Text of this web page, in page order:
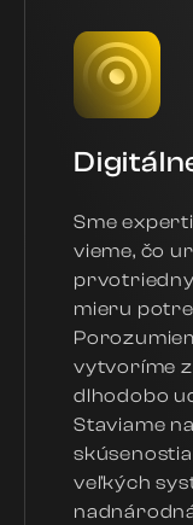
Sme
vieme, čo
mieru
vytvoríme
dlhodobo
Staviame
veľkých